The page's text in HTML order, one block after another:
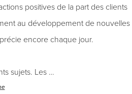
positives de la part des clients
au développement de nouvelles
encore chaque jour.
sujets. Les …